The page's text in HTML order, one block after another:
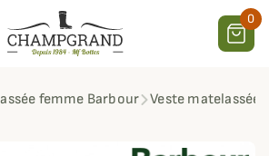
0
femme Barbour Veste matelassée